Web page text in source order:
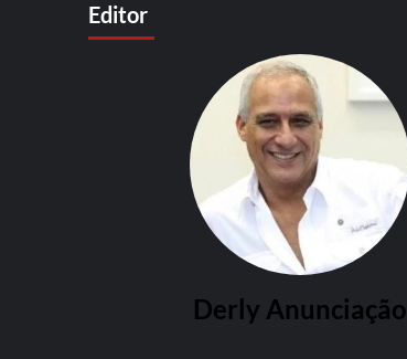
Editor
Derly Anunciação